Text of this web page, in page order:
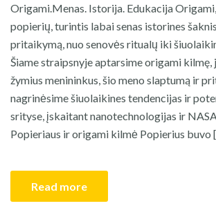
​Origami.Menas. Istorija. Edukacija
popierių, turintis labai senas istorines
pritaikymą, nuo senovės ritualų iki
Šiame straipsnyje aptarsime origami kilmę,
žymius menininkus, šio meno slaptumą ir
nagrinėsime šiuolaikines tendencijas ir
srityse, įskaitant nanotechnologijas ir
Popieriaus ir origami kilmė Popierius buvo
Read more